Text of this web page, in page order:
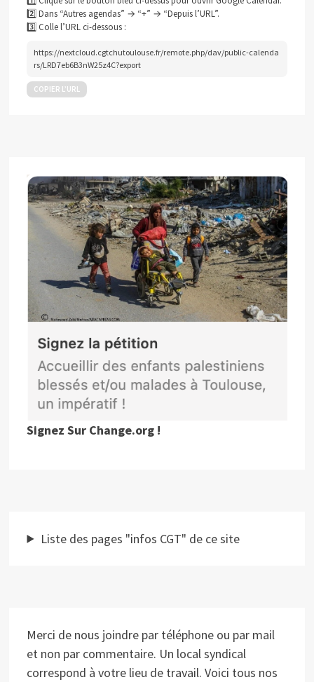
2️⃣ Dans “Autres agendas” → “+” → “Depuis l’URL”.
3️⃣ Colle l’URL ci-dessous :
https://nextcloud.cgtchutoulouse.fr/remote.php/dav/public-calenda
rs/LRD7eb6B3nW25z4C?export
COPIER L’URL
Signez Sur Change.org !
Liste des pages "infos CGT" de ce site
Merci de nous joindre par téléphone ou par mail
et non par commentaire. Un local syndical
correspond à votre lieu de travail. Voici tous nos